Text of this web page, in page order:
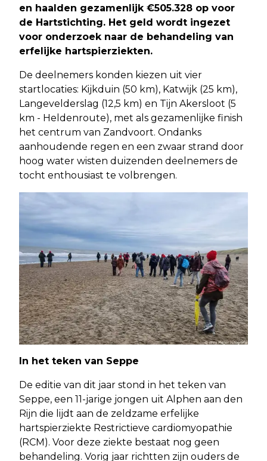
en haalden gezamenlijk €505.328 op voor
de Hartstichting. Het geld wordt ingezet
voor onderzoek naar de behandeling van
erfelijke hartspierziekten.
De deelnemers konden kiezen uit vier
startlocaties: Kijkduin (50 km), Katwijk (25 km),
Langevelderslag (12,5 km) en Tijn Akersloot (5
km - Heldenroute), met als gezamenlijke finish
het centrum van Zandvoort. Ondanks
aanhoudende regen en een zwaar strand door
hoog water wisten duizenden deelnemers de
tocht enthousiast te volbrengen.
In het teken van Seppe
De editie van dit jaar stond in het teken van
Seppe, een 11-jarige jongen uit Alphen aan den
Rijn die lijdt aan de zeldzame erfelijke
hartspierziekte Restrictieve cardiomyopathie
(RCM). Voor deze ziekte bestaat nog geen
behandeling. Vorig jaar richtten zijn ouders de